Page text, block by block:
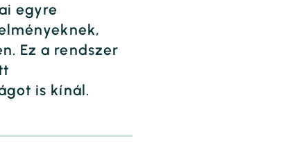
egyre
Ez a rendszer
is kínál.